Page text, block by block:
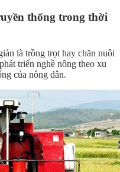
thống trong thời
là trồng trọt hay chăn nuôi
triển nghề nông theo xu
của nông dân.